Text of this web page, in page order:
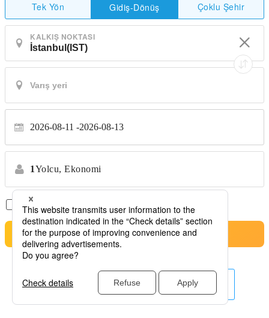
Tek Yön Gidiş-Dönüş Çoklu Şehir
KALKIŞ NOKTASI
2026-08-11 2026-08-13
1Yolcu, Ekonomi
Sadece Aktarmasız Uçuşlar *Transfer yok
Arama
Burada diğer havayolları.